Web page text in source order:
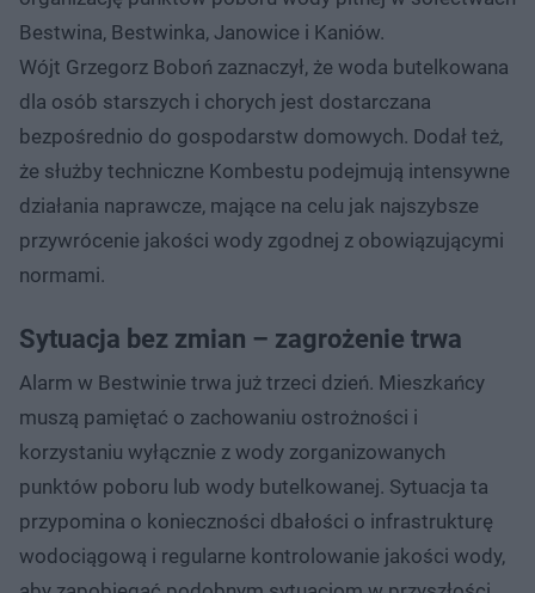
Bestwina, Bestwinka, Janowice i Kaniów.
Wójt Grzegorz Boboń zaznaczył, że woda butelkowana
dla osób starszych i chorych jest dostarczana
bezpośrednio do gospodarstw domowych. Dodał też,
że służby techniczne Kombestu podejmują intensywne
działania naprawcze, mające na celu jak najszybsze
przywrócenie jakości wody zgodnej z obowiązującymi
normami.
Sytuacja bez zmian – zagrożenie trwa
Alarm w Bestwinie trwa już trzeci dzień. Mieszkańcy
muszą pamiętać o zachowaniu ostrożności i
korzystaniu wyłącznie z wody zorganizowanych
punktów poboru lub wody butelkowanej. Sytuacja ta
przypomina o konieczności dbałości o infrastrukturę
wodociągową i regularne kontrolowanie jakości wody,